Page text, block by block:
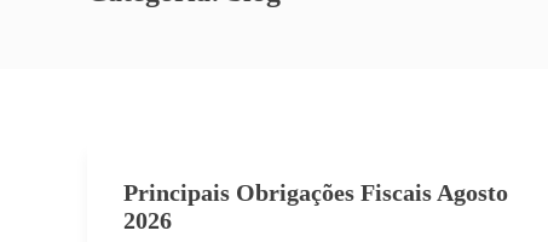
Principais Obrigações Fiscais Agosto
2026